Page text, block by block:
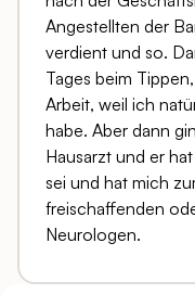
Angestellten der
verdient und so.
Tages beim
Arbeit, weil ich
habe. Aber dann
Hausarzt und er
sei und hat mich
freischaffenden
Neurologen.